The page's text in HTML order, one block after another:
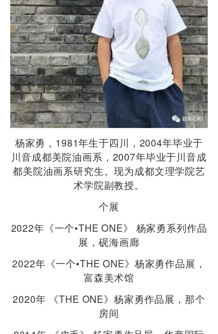
杨家勇，1981年生于四川，2004年毕业于
川音成都美院油画系，2007年毕业于川音成
都美院油画系研究生。现为成都文理学院艺
术学院副教授。
个展
2022年《一个•THE ONE》 杨家勇系列作品
展，砚海画廊
2022年《一个•THE ONE》杨家勇作品展，
富森美术馆
2020年 《THE ONE》杨家勇作品展，那个
房间